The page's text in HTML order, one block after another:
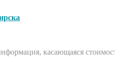
касающаяся